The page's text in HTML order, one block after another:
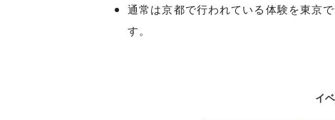
通常は京都で行われている体験を東京
す。
イ